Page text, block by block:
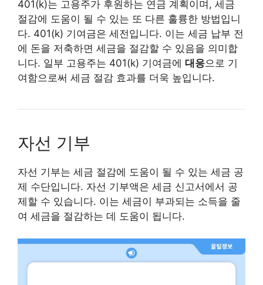
401(k)는 고용주가 후원하는 연금 계획이며, 세금
절감에 도움이 될 수 있는 또 다른 훌륭한 방법입니
다. 401(k) 기여금은 세전입니다. 이는 세금 납부 전
에 돈을 저축하면 세금을 절감할 수 있음을 의미합
니다. 일부 고용주는 401(k) 기여금에 대응으로 기
여함으로써 세금 절감 효과를 더욱 높입니다.
자선 기부
자선 기부는 세금 절감에 도움이 될 수 있는 세금 공
제 수단입니다. 자선 기부액은 세금 신고서에서 공
제할 수 있습니다. 이는 세금이 부과되는 소득을 줄
여 세금을 절감하는 데 도움이 됩니다.